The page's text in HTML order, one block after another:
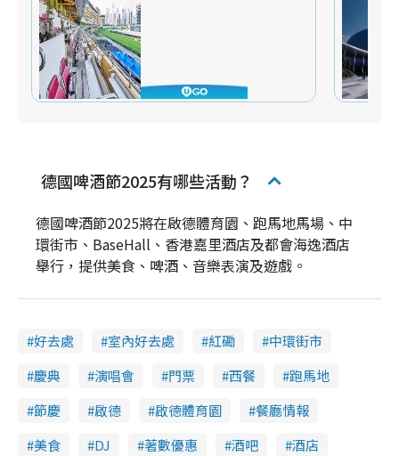
德國啤酒節2025有哪些活動？
德國啤酒節2025將在啟德體育園、跑馬地馬場、中
環街市、BaseHall、香港嘉里酒店及都會海逸酒店
舉行，提供美食、啤酒、音樂表演及遊戲。
好去處 室內好去處 紅磡
中環街市
慶典
演唱會 門票 西餐
跑馬地
節慶
啟德 啟德體育園
餐廳情報
美食
DJ 著數優惠 酒吧
酒店